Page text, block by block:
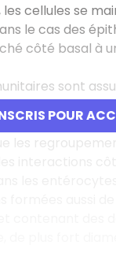
POUR
cellules se
le cas des
côté basal à
sont
d’autres
adhérentes
les